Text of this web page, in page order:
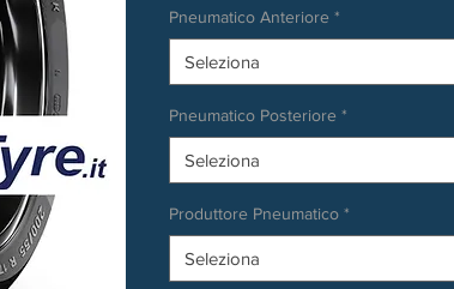
Pneumatico Anteriore *
Seleziona
Pneumatico Posteriore *
Seleziona
Produttore Pneumatico *
Seleziona